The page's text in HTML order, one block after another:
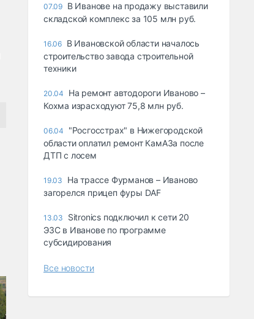
07.09 В Иванове на продажу выставили
складской комплекс за 105 млн руб.
16.06 В Ивановской области началось
строительство завода строительной
техники
20.04
На ремонт автодороги Иваново –
Кохма израсходуют 75,8 млн руб.
06.04
"Росгосстрах" в Нижегородской
области оплатил ремонт КамАЗа после
ДТП с лосем
19.03
На трассе Фурманов – Иваново
загорелся прицеп фуры DAF
13.03
Sitronics подключил к сети 20
ЭЗС в Иванове по программе
субсидирования
Все новости